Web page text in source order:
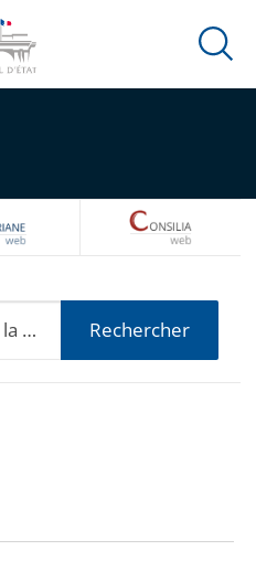
Ouvrir
ARIANEWEB
Rechercher